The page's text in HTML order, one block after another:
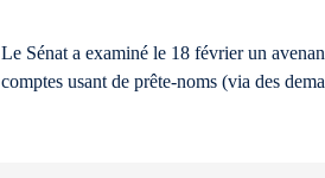
Le Sénat a examiné le 18 février un
comptes usant de prête-noms (via des